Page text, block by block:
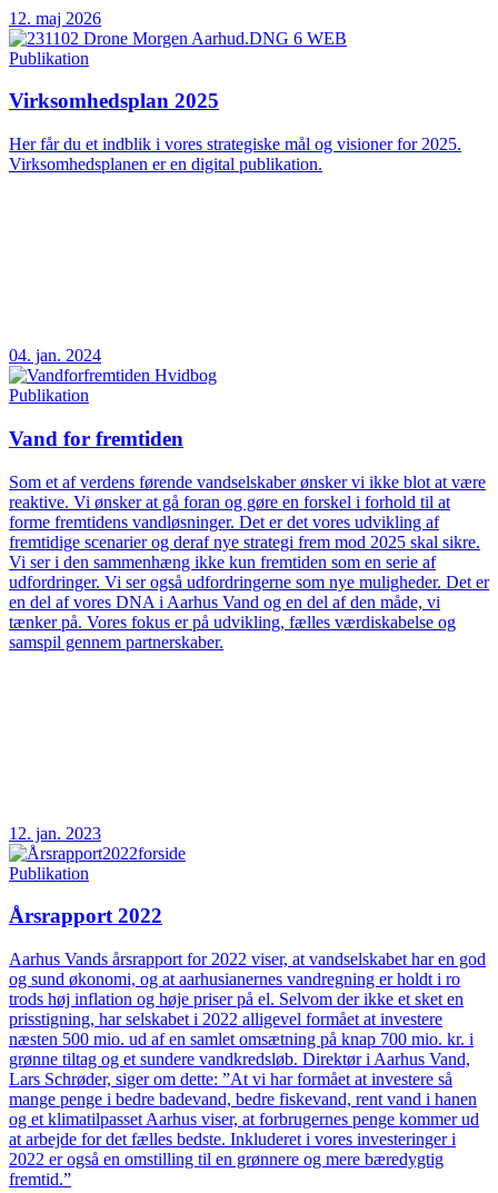
12. maj 2026
Publikation
Virksomhedsplan 2025
Her får du et indblik i vores strategiske mål og visioner for 2025.
Virksomhedsplanen er en digital publikation.
04. jan. 2024
Publikation
Vand for fremtiden
Som et af verdens førende vandselskaber ønsker vi ikke blot at være
reaktive. Vi ønsker at gå foran og gøre en forskel i forhold til at
forme fremtidens vandløsninger. Det er det vores udvikling af
fremtidige scenarier og deraf nye strategi frem mod 2025 skal sikre.
Vi ser i den sammenhæng ikke kun fremtiden som en serie af
udfordringer. Vi ser også udfordringerne som nye muligheder. Det er
en del af vores DNA i Aarhus Vand og en del af den måde, vi
tænker på. Vores fokus er på udvikling, fælles værdiskabelse og
samspil gennem partnerskaber.
12. jan. 2023
Publikation
Årsrapport 2022
Aarhus Vands årsrapport for 2022 viser, at vandselskabet har en god
og sund økonomi, og at aarhusianernes vandregning er holdt i ro
trods høj inflation og høje priser på el. Selvom der ikke et sket en
prisstigning, har selskabet i 2022 alligevel formået at investere
næsten 500 mio. ud af en samlet omsætning på knap 700 mio. kr. i
grønne tiltag og et sundere vandkredsløb. Direktør i Aarhus Vand,
Lars Schrøder, siger om dette: ”At vi har formået at investere så
mange penge i bedre badevand, bedre fiskevand, rent vand i hanen
og et klimatilpasset Aarhus viser, at forbrugernes penge kommer ud
at arbejde for det fælles bedste. Inkluderet i vores investeringer i
2022 er også en omstilling til en grønnere og mere bæredygtig
fremtid.”